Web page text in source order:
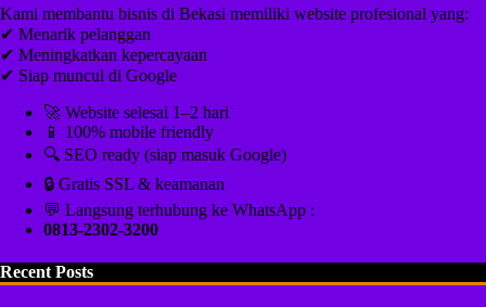
Kami membantu bisnis di Bekasi memiliki website profesional yang:
✔ Menarik pelanggan
✔ Meningkatkan kepercayaan
✔ Siap muncul di Google
🚀 Website selesai 1–2 hari
📱 100% mobile friendly
🔍 SEO ready (siap masuk Google)
🔒 Gratis SSL & keamanan
💬 Langsung terhubung ke WhatsApp :
0813-2302-3200
Recent Posts